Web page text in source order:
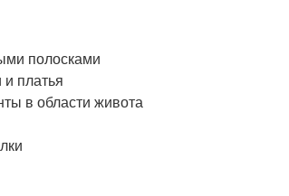
полосками
платья
в области живота